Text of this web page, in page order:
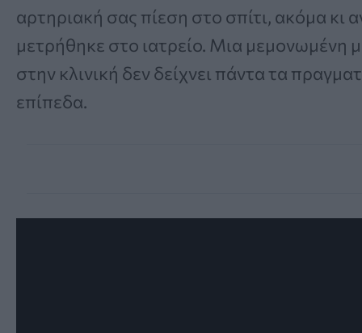
αρτηριακή σας πίεση στο σπίτι, ακόμα κι
μετρήθηκε στο ιατρείο. Μια μεμονωμένη
στην κλινική δεν δείχνει πάντα τα
επίπεδα.